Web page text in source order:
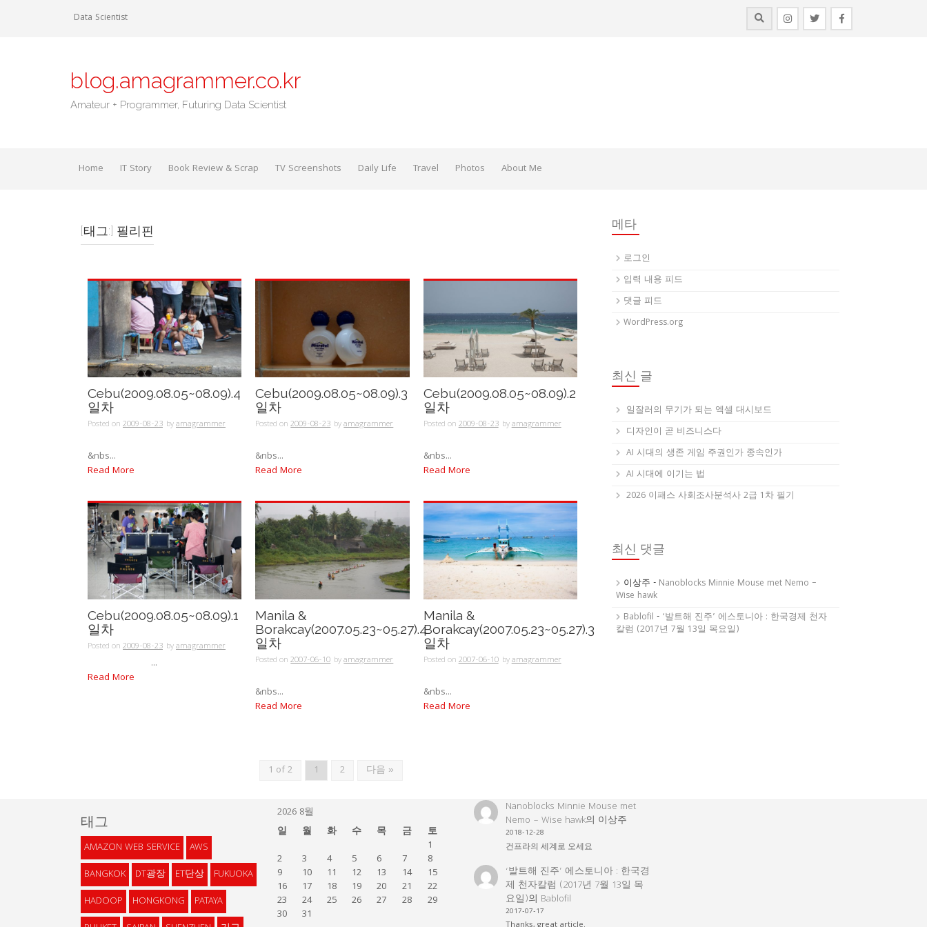
Data Scientist
blog.amagrammer.co.kr
Amateur + Programmer, Futuring Data Scientist
Home IT Story Book Review & Scrap TV Screenshots Daily Life Travel Photos About Me
[태그:] 필리핀
Cebu(2009.08.05~08.09).4
일차
Posted on 2009-08-23 byamagrammer
&nbs...
Read More
Cebu(2009.08.05~08.09).3
일차
Posted on2009-08-23 byamagrammer
&nbs...
Read More
Cebu(2009.08.05~08.09).2
일차
Posted on2009-08-23 byamagrammer
&nbs...
Read More
Cebu(2009.08.05~08.09).1
일차
Posted on 2009-08-23 byamagrammer
...
Read More
Manila &
Borakcay(2007.05.23~05.27).4
일차
Posted on2007-06-10 byamagrammer
&nbs...
Read More
Manila &
Borakcay(2007.05.23~05.27).3
일차
Posted on2007-06-10 byamagrammer
&nbs...
Read More
1 of 2 1 2 다음 »
메타
로그인
입력 내용 피드
댓글 피드
WordPress.org
최신 글
일잘러의 무기가 되는 엑셀 대시보드
디자인이 곧 비즈니스다
AI 시대의 생존 게임 주권인가 종속인가
AI 시대에 이기는 법
2026 이패스 사회조사분석사 2급 1차 필기
최신 댓글
이상주 - Nanoblocks Minnie Mouse met Nemo –
Wise hawk
Bablofil - ‘발트해 진주’ 에스토니아 : 한국경제 천자
칼럼 (2017년 7월 13일 목요일)
태그
AMAZON WEB SERVICE
AWS
BANGKOK
DT광장 ET단상
FUKUOKA
HADOOP
HONGKONG
PATAYA
2026 8월
일
월 화 수 목 금
토
1
2
3 4 5 6 7
8
9
10 11 12 13 14
15
16
17 18 19 20 21
22
23
24 25 26 27 28
29
30
31
Nanoblocks Minnie Mouse met
Nemo – Wise hawk의 이상주
2018-12-28
건프라의 세계로 오세요
‘발트해 진주’ 에스토니아 : 한국경
제 천자칼럼 (2017년 7월 13일 목
요일)의 Bablofil
2017-07-17